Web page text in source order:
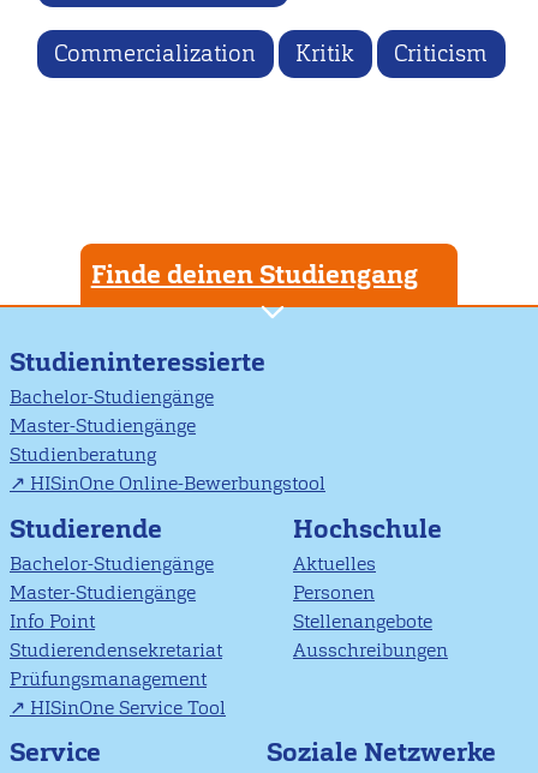
Commercialization Kritik Criticism
Finde deinen Studiengang
Studieninteressierte
Bachelor-Studiengänge
Master-Studiengänge
Studienberatung
HISinOne Online-Bewerbungstool
Studierende
Bachelor-Studiengänge
Master-Studiengänge
Info Point
Studierendensekretariat
Prüfungsmanagement
HISinOne Service Tool
Hochschule
Aktuelles
Personen
Stellenangebote
Ausschreibungen
Service Soziale Netzwerke